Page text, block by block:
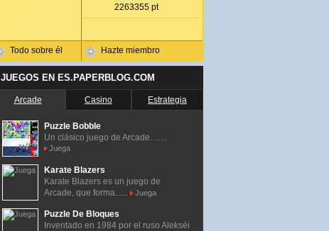
Todo sobre él
2263355 pt
Hazte miembro
JUEGOS EN ES.PAPERBLOG.COM
Arcade Casino Estrategia
Puzzle Bobble
Un clásico juego de Arcade. ......
Juega
Karate Blazers
Karate Blazers es un juego de
Arcade, que forma......
Juega
Puzzle De Bloques
Inventado en 1984 por el ruso Alekséi